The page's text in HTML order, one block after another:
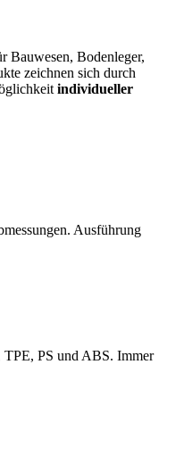
Bauwesen, Bodenleger,
zeichnen sich durch
individueller
Ausführung
PS und ABS. Immer